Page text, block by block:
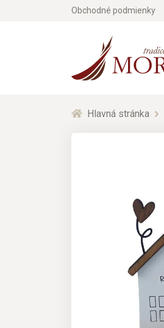
Obchodné podmienky
Hlavná stránka